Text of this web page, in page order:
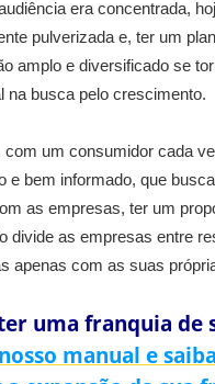
era concentrada,
pulverizada e, ter um
amplo e diversificado se
na busca pelo crescimento.
com um consumidor cada
e bem informado, que
as empresas, ter um
divide as empresas entre
apenas com as suas
uma franquia de
manual e